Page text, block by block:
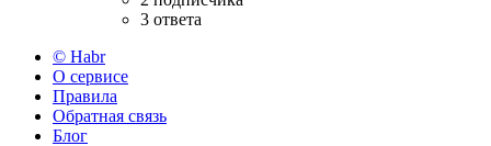
3 ответа
© Habr
О сервисе
Правила
Обратная связь
Блог